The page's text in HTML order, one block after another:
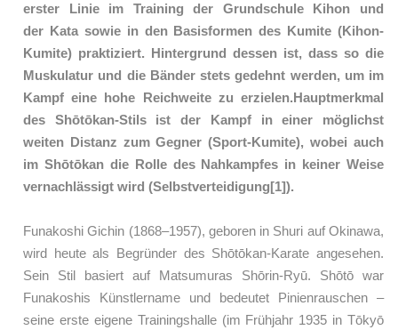
erster Linie im Training der Grundschule Kihon und
der Kata sowie in den Basisformen des Kumite (Kihon-
Kumite) praktiziert. Hintergrund dessen ist, dass so die
Muskulatur und die Bänder stets gedehnt werden, um im
Kampf eine hohe Reichweite zu erzielen.Hauptmerkmal
des Shōtōkan-Stils ist der Kampf in einer möglichst
weiten Distanz zum Gegner (Sport-Kumite), wobei auch
im Shōtōkan die Rolle des Nahkampfes in keiner Weise
vernachlässigt wird (Selbstverteidigung[1]).
Funakoshi Gichin (1868–1957), geboren in Shuri auf Okinawa,
wird heute als Begründer des Shōtōkan-Karate angesehen.
Sein Stil basiert auf Matsumuras Shōrin-Ryū. Shōtō war
Funakoshis Künstlername und bedeutet Pinienrauschen –
seine erste eigene Trainingshalle (im Frühjahr 1935 in Tōkyō